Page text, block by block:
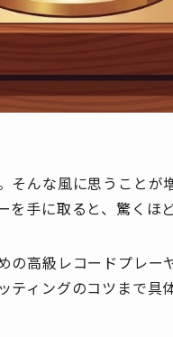
そんな風に思うこと
手に取ると、驚くほ
の高級レコードプレ
ティングのコツまで具